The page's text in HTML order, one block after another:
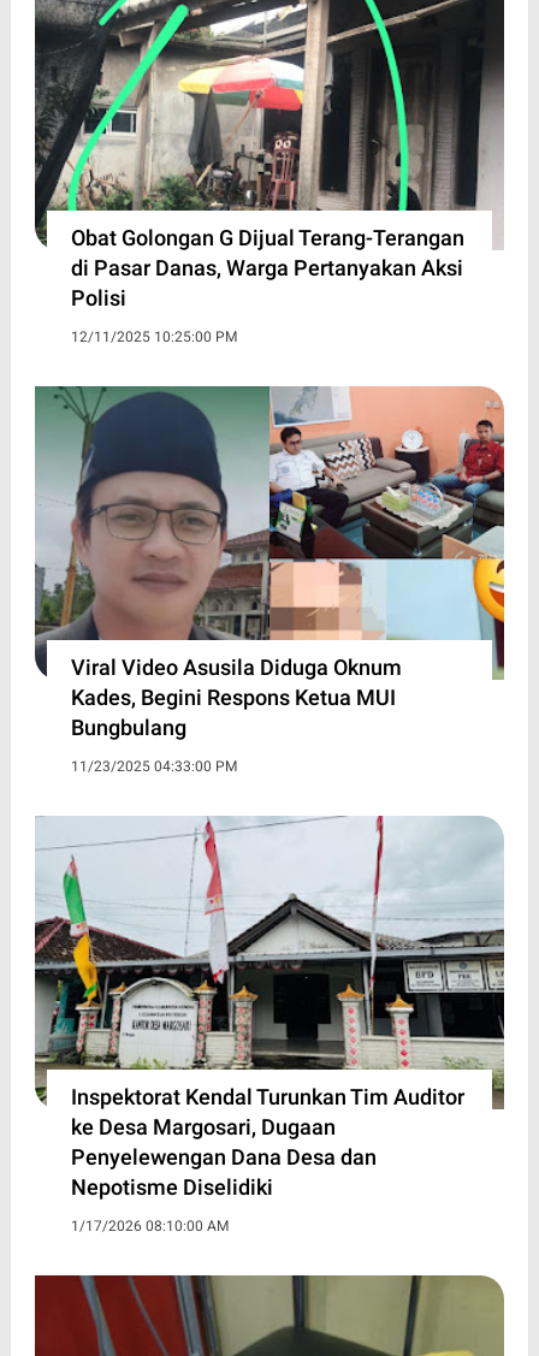
Obat Golongan G Dijual Terang-Terangan
di Pasar Danas, Warga Pertanyakan Aksi
Polisi
12/11/2025 10:25:00 PM
Viral Video Asusila Diduga Oknum
Kades, Begini Respons Ketua MUI
Bungbulang
11/23/2025 04:33:00 PM
Inspektorat Kendal Turunkan Tim Auditor
ke Desa Margosari, Dugaan
Penyelewengan Dana Desa dan
Nepotisme Diselidiki
1/17/2026 08:10:00 AM